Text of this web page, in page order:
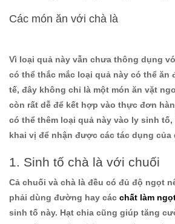
Các món ăn với chà là
Vì loại quả này vẫn chưa thông dụng
có thể thắc mắc loại quả này có thể
tế, đây không chỉ là một món ăn vặt
còn rất dễ để kết hợp vào thực đơn
có thể thêm loại quả này vào ly sinh tố,
khai vị để nhận được các tác dụng của
1. Sinh tố chà là với chuối
Cả chuối và chà là đều có đủ độ ngọt
phải dùng đường hay các chất làm
sinh tố này. Hạt chia cũng giúp tăng